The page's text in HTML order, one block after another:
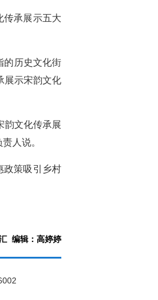
传承展示五大
的历史文化街
展示宋韵文化
韵文化传承展
人说。
政策吸引乡村
编辑：高婷婷